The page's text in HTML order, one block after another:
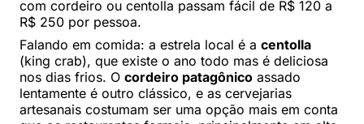
com cordeiro ou centolla passam fácil de R$ 120 a
R$ 250 por pessoa.
Falando em comida: a estrela local é a centolla
(king crab), que existe o ano todo mas é deliciosa
nos dias frios. O cordeiro patagônico assado
lentamente é outro clássico, e as cervejarias
artesanais costumam ser uma opção mais em conta